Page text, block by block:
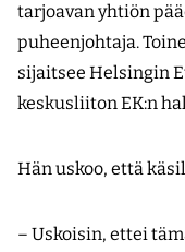
tarjoavan yhtiön
puheenjohtaja.
sijaitsee Helsingin
keskusliiton EK:n
Hän uskoo, että
– Uskoisin, ettei